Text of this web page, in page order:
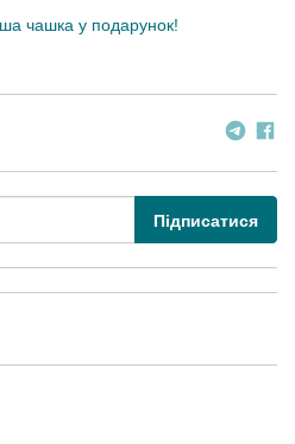
чашка у подарунок!
Підписатися